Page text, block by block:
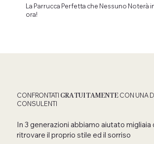
La Parrucca Perfetta che Nessuno Noterà
ora!
CONFRONTATI GRATUITAMENTECON UNA
CONSULENTI
In 3 generazioni abbiamo aiutato migliaia
ritrovare il proprio stile ed il sorriso